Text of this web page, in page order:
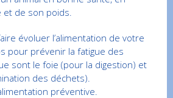
et de son poids.
évoluer l’alimentation de votre
pour prévenir la fatigue des
sont le foie (pour la digestion) et
des déchets).
préventive.